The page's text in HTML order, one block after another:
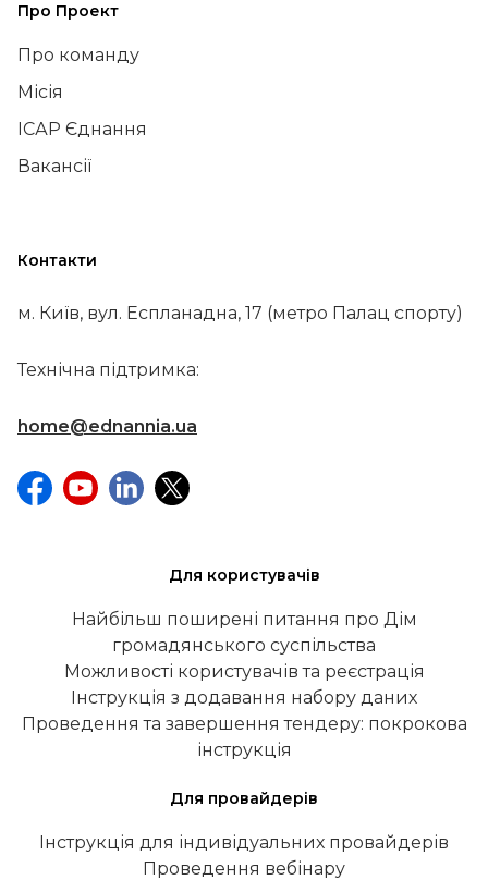
Про Проект
Про команду
Місія
ІСАР Єднання
Вакансії
Контакти
м. Київ, вул. Еспланадна, 17 (метро Палац спорту)
Технічна підтримка:
home@ednannia.ua
Для користувачів
Найбільш поширені питання про Дім
громадянського суспільства
Можливості користувачів та реєстрація
Інструкція з додавання набору даних
Проведення та завершення тендеру: покрокова
інструкція
Для провайдерів
Інструкція для індивідуальних провайдерів
Проведення вебінару